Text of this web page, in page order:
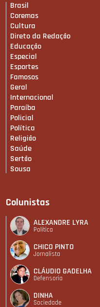
Brasil
Coremas
Cultura
Direto da Redação
Educação
Especial
Esportes
Famosos
Geral
Internacional
Paraíba
Policial
Política
Religião
Saúde
Sertão
Sousa
Colunistas
ALEXANDRE LYRA
Política
CHICO PINTO
Jornalista
CLÁUDIO GADELHA
Defensoria
DINHA
Sociedade